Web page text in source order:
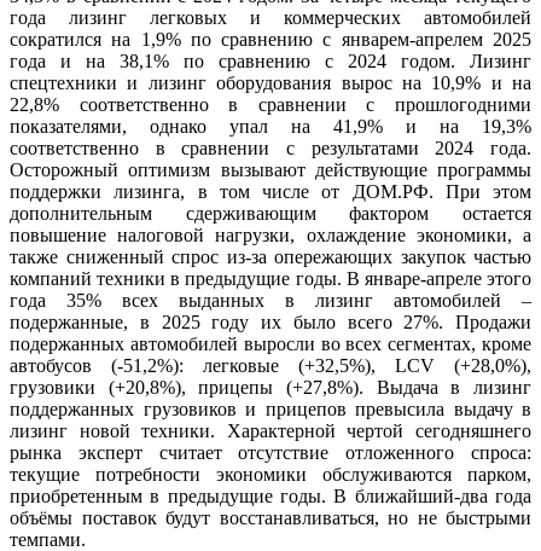
года лизинг легковых и коммерческих автомобилей
сократился на 1,9% по сравнению с январем-апрелем 2025
года и на 38,1% по сравнению с 2024 годом. Лизинг
спецтехники и лизинг оборудования вырос на 10,9% и на
22,8% соответственно в сравнении с прошлогодними
показателями, однако упал на 41,9% и на 19,3%
соответственно в сравнении с результатами 2024 года.
Осторожный оптимизм вызывают действующие программы
поддержки лизинга, в том числе от ДОМ.РФ. При этом
дополнительным сдерживающим фактором остается
повышение налоговой нагрузки, охлаждение экономики, а
также сниженный спрос из-за опережающих закупок частью
компаний техники в предыдущие годы. В январе-апреле этого
года 35% всех выданных в лизинг автомобилей –
подержанные, в 2025 году их было всего 27%. Продажи
подержанных автомобилей выросли во всех сегментах, кроме
автобусов (-51,2%): легковые (+32,5%), LCV (+28,0%),
грузовики (+20,8%), прицепы (+27,8%). Выдача в лизинг
поддержанных грузовиков и прицепов превысила выдачу в
лизинг новой техники. Характерной чертой сегодняшнего
рынка эксперт считает отсутствие отложенного спроса:
текущие потребности экономики обслуживаются парком,
приобретенным в предыдущие годы. В ближайший‑два года
объёмы поставок будут восстанавливаться, но не быстрыми
темпами.